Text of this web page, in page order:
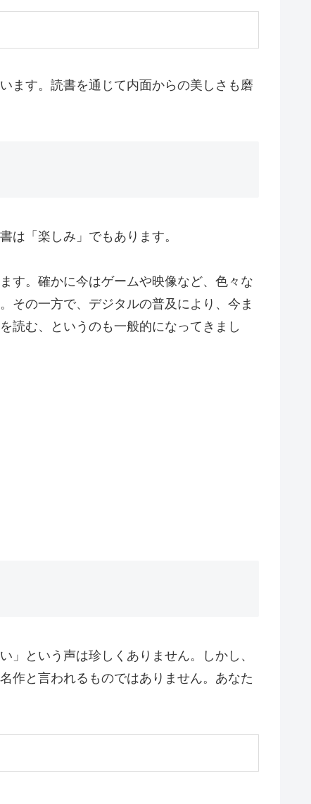
ます。読書を通じて内面からの美しさも磨
は「楽しみ」でもあります。
す。確かに今はゲームや映像など、色々な
その一方で、デジタルの普及により、今ま
読む、というのも一般的になってきまし
という声は珍しくありません。しかし、
作と言われるものではありません。あなた